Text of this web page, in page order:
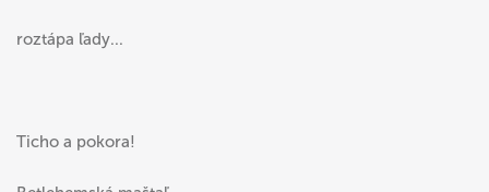
roztápa ľady...
Ticho a pokora!